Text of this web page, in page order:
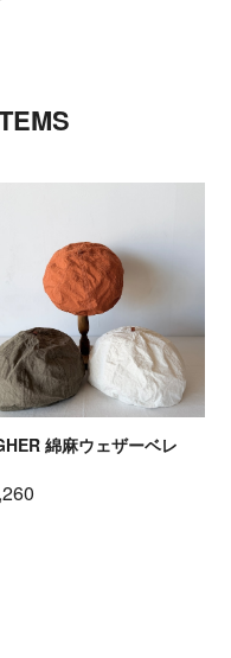
綿麻ウェザーベレ